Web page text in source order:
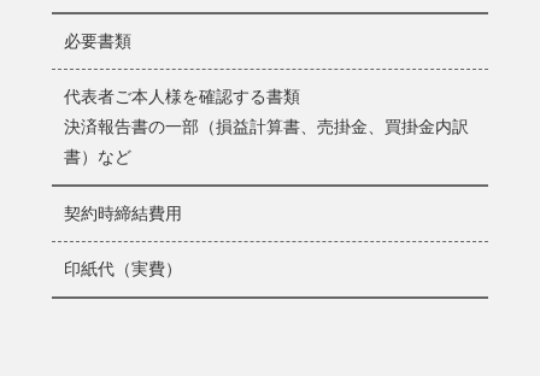
■お客様が申し込まれた契約について契約締結の可否などを判
断する 目的（与信判断のため）
■与信後の返済・融資や、お問い合わせに対する回 答などを
適切に行う目的（取引に関する記録保存のため）
≪当社がお客様と直接ご融資に係る契約などを締結する際の
利用目的≫
当社は､お客様の個人情報について次の利用目的の範囲内で適
当社の与信判断のため
必要書類
代表者ご本人様を確認する書類
決済報告書の一部（損益計算書、売掛金、買掛金内訳
書）など
契約時締結費用
印紙代（実費）